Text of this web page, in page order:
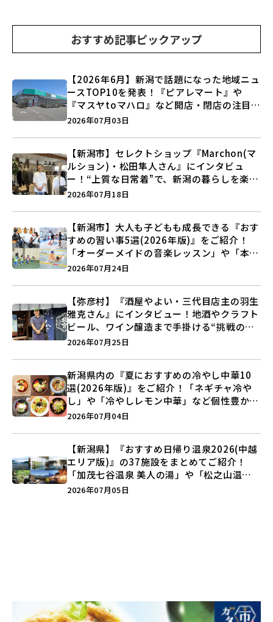
おすすめ記事ピックアップ
【2026年6月】新潟で話題になった地域ニュ
ースTOP10を発表！『ピアレマート』や
『マスヤtoマハロ』など開店・閉店の注目記
事をランキングでご紹介♪
2026年07月03日
【新潟市】セレクトショップ『Marchon(マ
ルション)・松田隼人さん』にインタビュ
ー！“上質な日常着”で、新潟の暮らしを楽し
む提案とは？
2026年07月18日
【新潟市】大人も子どもも成長できる『おす
すめの習い事5選(2026年版)』をご紹介！
「オーダーメイドの音楽レッスン」や「本格
キックボクシング」で新しい自分を見つけよ
2026年07月24日
【弥彦村】『酒屋やよい・三代目店主の羽生
雅克さん』にインタビュー！地酒やクラフト
ビール、ワイン醸造まで手掛ける“挑戦の歴
史”に迫る♪
2026年07月25日
新潟県内の『夏におすすめの冷やし中華10
選(2026年版)』をご紹介！「ネギチャ冷や
し」や「冷やしレモン中華」など個性豊かな
ラインアップ♪
2026年07月04日
【新潟県】『おすすめ日帰り温泉2026(中越
エリア版)』の37施設をまとめてご紹介！
「加茂七谷温泉 美人の湯」や「松之山温泉
ナステビュウ湯の山」などを巡ろう♪
2026年07月05日